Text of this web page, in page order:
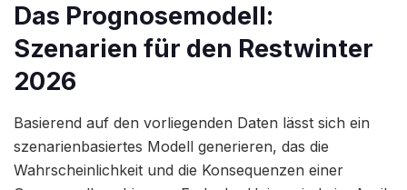
Das Prognosemodell:
Szenarien für den Restwinter
2026
Basierend auf den vorliegenden Daten lässt sich ein
szenarienbasiertes Modell generieren, das die
Wahrscheinlichkeit und die Konsequenzen einer